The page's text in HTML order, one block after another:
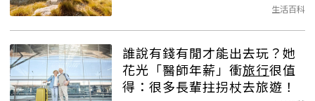
生活百科
誰說有錢有閒才能出去玩？她
花光「醫師年薪」衝旅行很值
得：很多長輩拄拐杖去旅遊！